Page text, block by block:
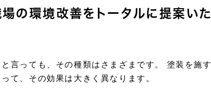
の環境改善をトータルに提案いた
言っても、その種類はさまざまです。 塗装を施す
て、その効果は大きく異なります。